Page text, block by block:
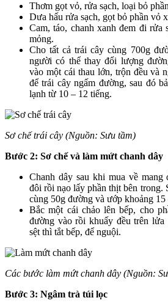
Thơm gọt vỏ, rửa sạch, loại bỏ
Dưa hấu rửa sạch, gọt bỏ phần vỏ
Cam, táo, chanh xanh đem đi rửa
mỏng.
Cho tất cả trái cây cùng 700g
người có thể thay đổi lượng
vào một cái thau lớn, trộn đều và
để trái cây ngấm đường, sau đó
lạnh từ 10 – 12 tiếng.
Sơ chế trái cây (Nguồn: Sưu tầm)
Bước 2: Sơ chế và làm mứt chanh dây
Chanh dây sau khi mua về mang
đôi rồi nạo lấy phần thịt bên trong.
cùng 50g đường và ướp khoảng 15
Bắc một cái chảo lên bếp, cho
đường vào rồi khuấy đều trên
sệt thì tắt bếp, để nguội.
Các bước làm mứt chanh dây (Nguồn:
Bước 3: Ngâm trà túi lọc